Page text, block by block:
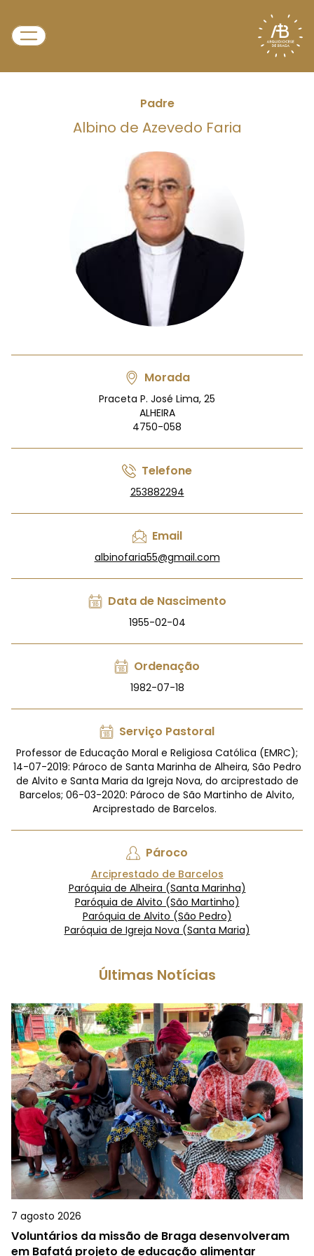
Padre
Albino de Azevedo Faria
Morada
Praceta P. José Lima, 25
ALHEIRA
4750-058
Telefone
253882294
Email
albinofaria55@gmail.com
Data de Nascimento
1955-02-04
Ordenação
1982-07-18
Serviço Pastoral
Professor de Educação Moral e Religiosa Católica (EMRC);
14-07-2019: Pároco de Santa Marinha de Alheira, São Pedro
de Alvito e Santa Maria da Igreja Nova, do arciprestado de
Barcelos; 06-03-2020: Pároco de São Martinho de Alvito,
Arciprestado de Barcelos.
Pároco
Arciprestado de Barcelos
Paróquia de Alheira (Santa Marinha)
Paróquia de Alvito (São Martinho)
Paróquia de Alvito (São Pedro)
Paróquia de Igreja Nova (Santa Maria)
Últimas Notícias
7 agosto 2026
Voluntários da missão de Braga desenvolveram
em Bafatá projeto de educação alimentar